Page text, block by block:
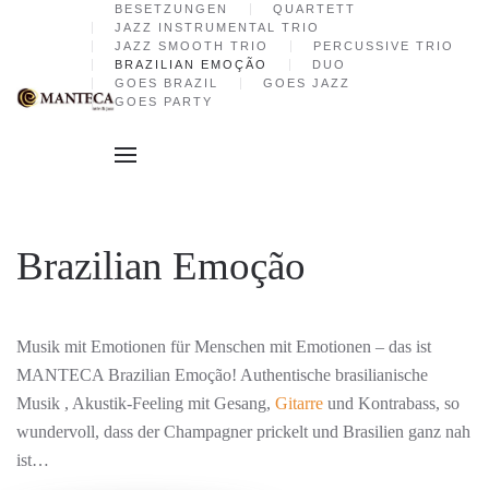
Skip to main content
BESETZUNGEN
QUARTETT
JAZZ INSTRUMENTAL TRIO
JAZZ SMOOTH TRIO
PERCUSSIVE TRIO
BRAZILIAN EMOÇÃO
DUO
GOES BRAZIL
GOES JAZZ
GOES PARTY
Brazilian Emoção
Musik mit Emotionen für Menschen mit Emotionen – das ist
MANTECA Brazilian Emoção! Authentische brasilianische
Musik , Akustik-Feeling mit Gesang, Gitarre und Kontrabass, so
wundervoll, dass der Champagner prickelt und Brasilien ganz nah
ist…